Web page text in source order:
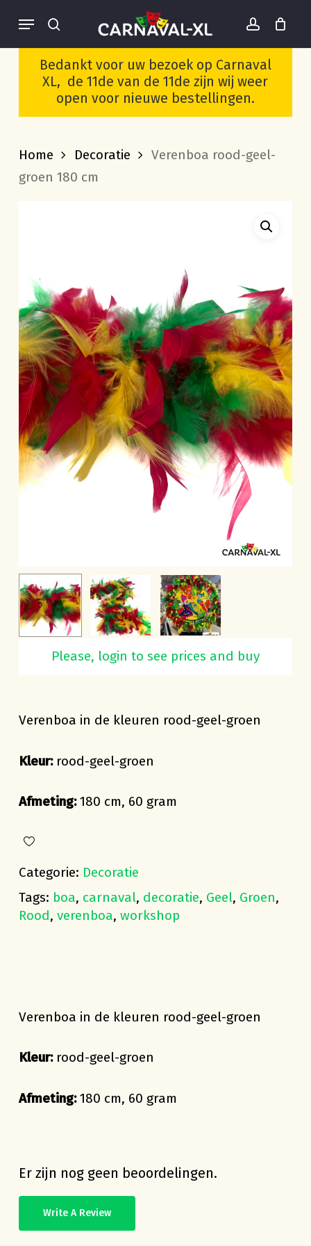
main
content
search account
Menu
Cart Close
Cart
Bedankt voor uw bezoek op Carnaval
XL, de 11de van de 11de zijn wij weer
open voor nieuwe bestellingen.
Home Decoratie
Verenboa rood-geel-
groen 180 cm
Verenboa rood-geel-groen 180 cm
Please, login to see prices and buy
Verenboa in de kleuren rood-geel-groen
Kleur: rood-geel-groen
Afmeting:180 cm, 60 gram
Categorie: Decoratie
Tags: boa, carnaval, decoratie, Geel, Groen,
Rood, verenboa, workshop
Verenboa in de kleuren rood-geel-groen
Kleur: rood-geel-groen
Afmeting:180 cm, 60 gram
Er zijn nog geen beoordelingen.
Write A Review
Wees de eerste om
“Verenboa rood-geel-
groen 180 cm” te
beoordelen
beoordeling te plaatsen.